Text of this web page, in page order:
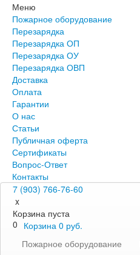
Меню
Пожарное оборудование
Перезарядка
Перезарядка ОП
Перезарядка ОУ
Перезарядка ОВП
Доставка
Оплата
Гарантии
О нас
Статьи
Публичная оферта
Сертификаты
Вопрос-Ответ
Контакты
7 (903) 766-76-60
x
Корзина пуста
0 Корзина 0 руб.
Пожарное оборудование